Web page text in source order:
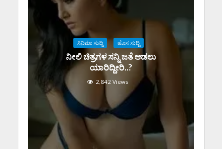
ಸಿನಿಮಾ ಸುದ್ದಿ ಹೊಸ ಸುದ್ದಿ
ನೀಲಿ ಚಿತ್ರಗಳ ಸನ್ನಿ ಜತೆ ಆಡಲು
ಯಾರಿದ್ದೀರಿ..?
2,842 Views